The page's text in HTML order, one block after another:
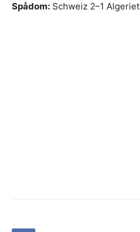
Spådom: Schweiz 2–1 Algeriet